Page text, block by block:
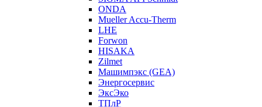
ONDA
Mueller Accu-Therm
LHE
Forwon
HISAKA
Zilmet
Машимпэкс (GEA)
Энергосервис
ЭксЭко
ТПлР